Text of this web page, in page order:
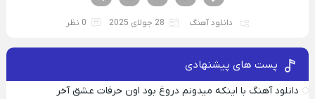
دانلود آهنگ 28 جولای 2025 0 نظر
پست های پیشنهادی
دانلود آهنگ با اینکه میدونم دروغ بود اون حرفات عشق آخر